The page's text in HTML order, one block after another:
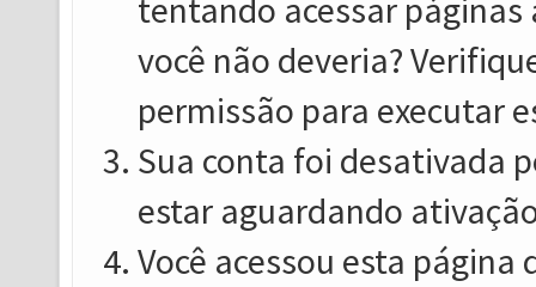
tentando acessar
você não deveria?
permissão para executar
Sua conta foi desativada
estar aguardando
Você acessou esta